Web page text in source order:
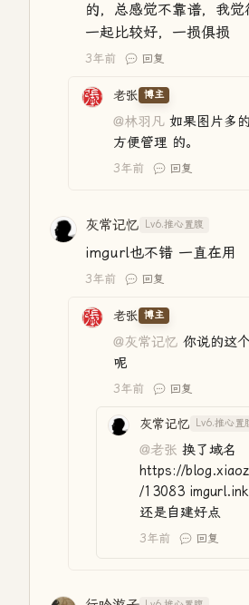
的，总感觉不靠谱，我
一起比较好，一损俱损
3年前 回复
老张 博主
@林羽凡 如果图片多
方便管理 的。
3年前 回复
灰常记忆 Lv6.推心置腹
imgurl也不错 一直在用
3年前 回复
老张 博主
@灰常记忆 你说的这
呢
3年前 回复
灰常记忆 Lv6.推心置
@老张 换了域名
https://
/13083
还是自建好点
3年前 回复